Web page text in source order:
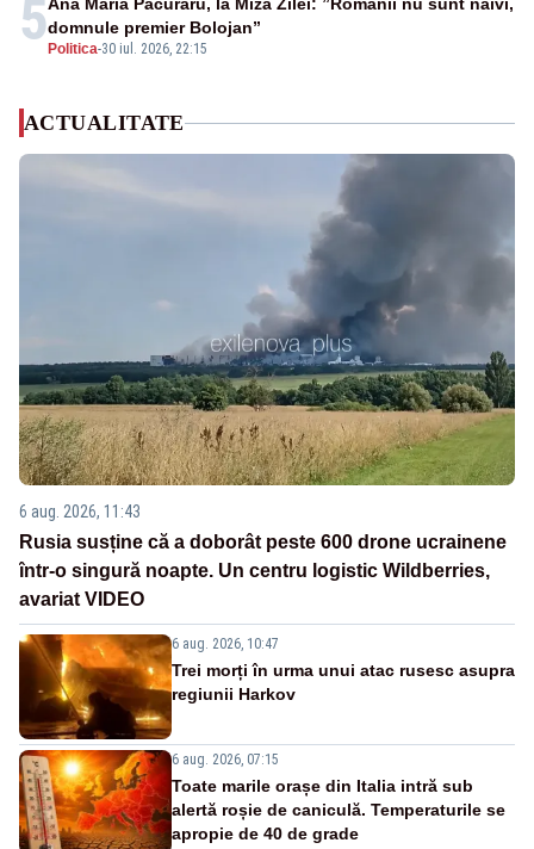
5 Politica-30 iul. 2026, 22:15
domnule premier Bolojan”
ACTUALITATE
6 aug. 2026, 11:43
Rusia susține că a doborât peste 600 drone ucrainene
într-o singură noapte. Un centru logistic Wildberries,
avariat VIDEO
6 aug. 2026, 10:47
Trei morți în urma unui atac rusesc asupra
regiunii Harkov
6 aug. 2026, 07:15
Toate marile orașe din Italia intră sub
alertă roșie de caniculă. Temperaturile se
apropie de 40 de grade